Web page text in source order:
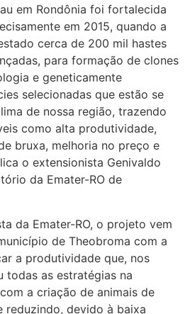
em Rondônia foi fortalecida
em 2015, quando a
cerca de 200 mil hastes
para formação de clones
e geneticamente
selecionadas que estão se
de nossa região, trazendo
como alta produtividade,
bruxa, melhoria no preço e
o extensionista Genivaldo
da Emater-RO de
da Emater-RO, o projeto vem
de Theobroma com a
a produtividade que, nos
todas as estratégias na
a criação de animais de
devido à baixa